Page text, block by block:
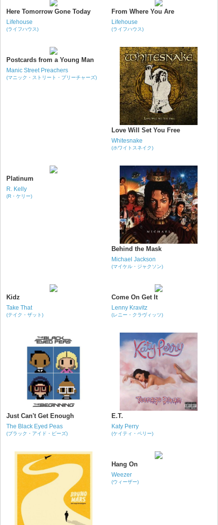
Here Tomorrow Gone Today
Lifehouse
(ライフハウス)
From Where You Are
Lifehouse
(ライフハウス)
Postcards from a Young Man
Manic Street Preachers
(マニック・ストリート・プリーチャーズ)
Love Will Set You Free
Whitesnake
(ホワイトスネイク)
Platinum
R. Kelly
(R・ケリー)
Behind the Mask
Michael Jackson
(マイケル・ジャクソン)
Kidz
Take That
(テイク・ザット)
Come On Get It
Lenny Kravitz
(レニー・クラヴィッツ)
Just Can't Get Enough
The Black Eyed Peas
(ブラック・アイド・ピーズ)
E.T.
Katy Perry
(ケイティ・ペリー)
Hang On
Weezer
(ウィーザー)